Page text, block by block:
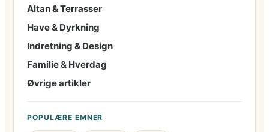
Altan & Terrasser
Have & Dyrkning
Indretning & Design
Familie & Hverdag
Øvrige artikler
POPULÆRE EMNER